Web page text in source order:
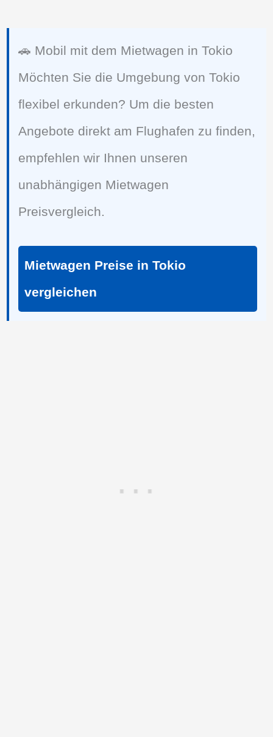
🚗 Mobil mit dem Mietwagen in Tokio
Möchten Sie die Umgebung von Tokio
flexibel erkunden? Um die besten
Angebote direkt am Flughafen zu finden,
empfehlen wir Ihnen unseren
unabhängigen Mietwagen
Preisvergleich.
Mietwagen Preise in Tokio
vergleichen